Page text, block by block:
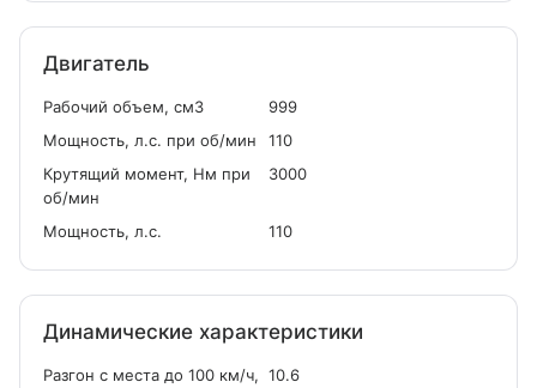
Двигатель
Рабочий объем, см3
999
Мощность, л.с. при об/мин
110
Крутящий момент, Нм при
об/мин
3000
Мощность, л.с. 110
Динамические характеристики
Разгон с места до 100 км/ч, 10.6